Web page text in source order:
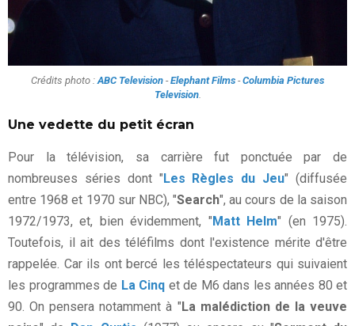
Crédits photo : ABC Television -Elephant Films -Columbia Pictures
Television.
Une vedette du petit écran
Pour la télévision, sa carrière fut ponctuée par de
nombreuses séries dont " Les Règles du Jeu" (diffusée
entre 1968 et 1970 sur NBC), "Search", au cours de la saison
1972/1973, et, bien évidemment, " Matt Helm" (en 1975).
Toutefois, il ait des téléfilms dont l'existence mérite d'être
rappelée. Car ils ont bercé les téléspectateurs qui suivaient
les programmes de La Cinq et de M6 dans les années 80 et
90. On pensera notamment à " La malédiction de la veuve